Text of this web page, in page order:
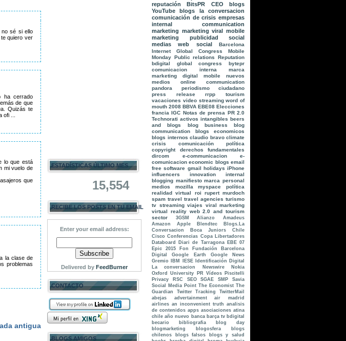
no sé si ello
quiero ver
ha cerrado
de que
Quizás te
...
lo que está
mi vuelo de
que
la clase de
problemas
antigua
ESTADÍSTICAS ÚLTIMO MES
15,554
RECIBE LOS POSTS EN TU EMAIL
Enter your email address:
Delivered by FeedBurner
CONTACTO
BLOGS AMIGOS
reputación
BitsPR
CEO blogs
YouTube
blogs la conversacion
comunicación de crisis empresas
internal communication
marketing marketing viral mobile
marketing
publicidad
social
medias
web social
Barcelona
Internet Global Congress
Mobile
Monday Public relations
Reputation
bdigital global congress
bytepr
comunicacion interna
marca
marketing digital
mobile
nuevos
medios
online communication
pandora
periodismo ciudadano
press release
rrpp
tourism
vacaciones video streaming word of
mouth 2008 BBVA EBE08 Elecciones
francia IGC Notas de prensa PR 2.0
Technorati activos intangibles beers
and blogs
blog business
blog
communication
blogs economicos
blogs internos claudio bravo climate
crisis
comunicación política
copyright
derechos fundamentales
dircom
e-communicacion
e-
comunicacion economic blogs email
free software gmail holidays iPhone
influencers
innovation
internal
blogging manifiesto marca personal
medios
mozilla myspace
política
realidad virtual
roi
rupert murdoch
spam travel travel agencies turismo
tv streaming viajes
viral marketing
virtual reality web 2.0 and tourism
sector
3GSM Alianzo
Amadeus
Amazon
Apple Blendtec
Blogs.La
Conversacion
Boca Juniors
Chile
Cisco Conferencias Copa Libertadores
Databoard
Diari de Tarragona
EBE 07
Epic 2015
Fon
Fundación Barcelona
Digital
Google Earth
Google News
Gremio
IBM IESE
Identificación Digital
La conversacion
Newswire
Nokia
Oxford University
PR Vídeos
Piscitelli
Privacy
RSC SEO SGAE SMP
Savia
Social Media Point The Economist The
Guardian
Twitter Tracking
TwitterMail
abejas
advertainment
air madrid
airlines an inconvenient truth analisis
de contenidos apps asociaciones atina
chile año nuevo banca barça tv bdigital
becario
bibliografia
blog day
blogmarketing
blogosfera
blogs
chilenos
blogs falsos
blogs y salud